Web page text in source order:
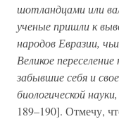
шотландцами или
ученые пришли к
народов Евразии,
Великое
забывшие себя и
биологической
189–190]. Отмечу,